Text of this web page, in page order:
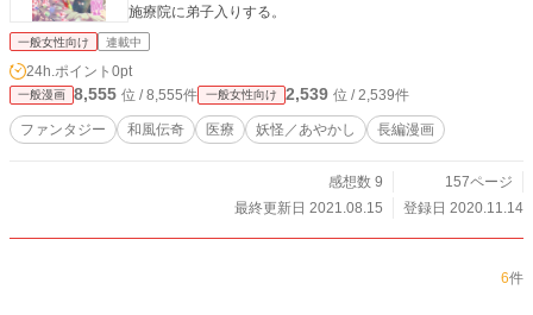
施療院に弟子入りする。
一般女性向け 連載中
24h.ポイント 0pt
一般漫画 8,555 位 / 8,555件 一般女性向け 2,539 位 / 2,539件
ファンタジー 和風伝奇 医療 妖怪／あやかし 長編漫画
感想数 9
157ページ
最終更新日 2021.08.15
登録日 2020.11.14
6件